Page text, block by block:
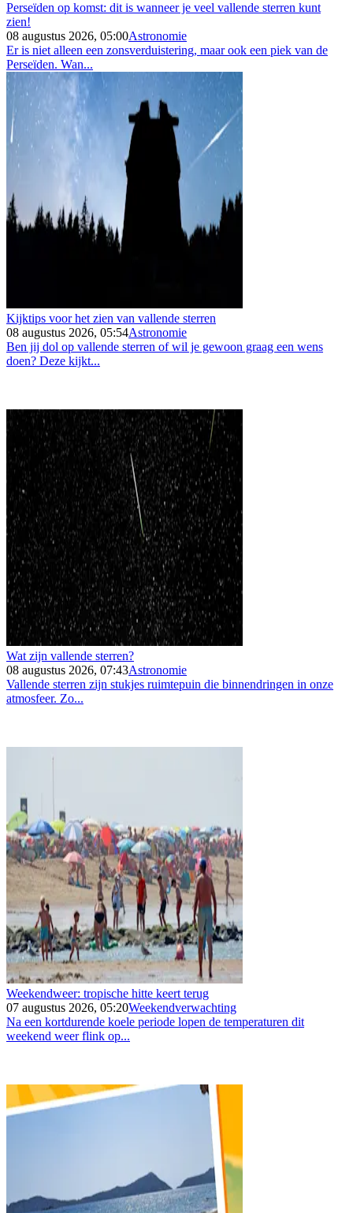
Perseïden op komst: dit is wanneer je veel vallende sterren kunt
zien!
08 augustus 2026, 05:00Astronomie
Er is niet alleen een zonsverduistering, maar ook een piek van de
Perseïden. Wan...
Kijktips voor het zien van vallende sterren
08 augustus 2026, 05:54Astronomie
Ben jij dol op vallende sterren of wil je gewoon graag een wens
doen? Deze kijkt...
Wat zijn vallende sterren?
08 augustus 2026, 07:43Astronomie
Vallende sterren zijn stukjes ruimtepuin die binnendringen in onze
atmosfeer. Zo...
Weekendweer: tropische hitte keert terug
07 augustus 2026, 05:20Weekendverwachting
Na een kortdurende koele periode lopen de temperaturen dit
weekend weer flink op...